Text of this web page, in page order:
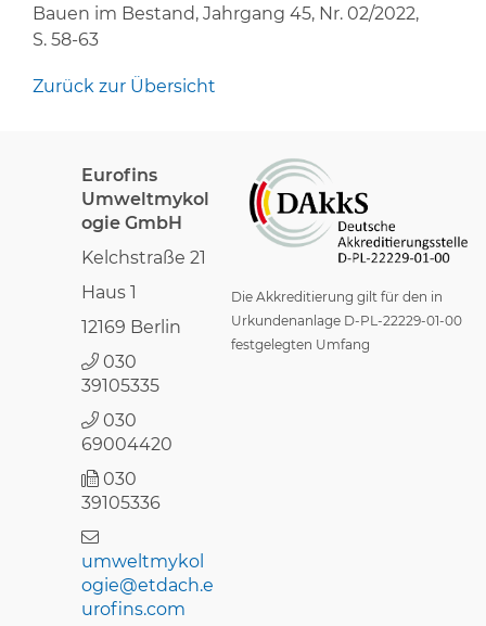
Bauen im Bestand, Jahrgang 45, Nr. 02/2022,
S. 58-63
Zurück zur Übersicht
Die Akkreditierung gilt für den in
Urkundenanlage D-PL-22229-01-00
festgelegten Umfang
Eurofins
Umweltmykol
ogie GmbH
Kelchstraße 21
Haus 1
12169 Berlin
030
39105335
030
69004420
030
39105336
umweltmykol
ogie@etdach.e
urofins.com